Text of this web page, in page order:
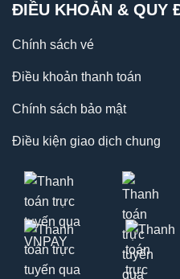
ĐIỀU KHOẢN & QUY
Chính sách vé
Điều khoản thanh toán
Chính sách bảo mật
Điều kiện giao dịch chung